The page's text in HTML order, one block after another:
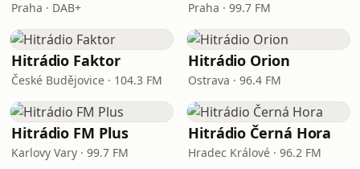
Praha · DAB+ Praha · 99.7 FM
Hitrádio Faktor
České Budějovice · 104.3 FM
Hitrádio Orion
Ostrava · 96.4 FM
Hitrádio FM Plus
Karlovy Vary · 99.7 FM
Hitrádio Černá Hora
Hradec Králové · 96.2 FM